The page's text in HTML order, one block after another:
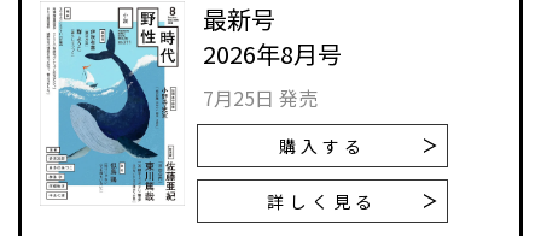
最新号
2026年8月号
7月25日 発売
購入する
詳しく見る